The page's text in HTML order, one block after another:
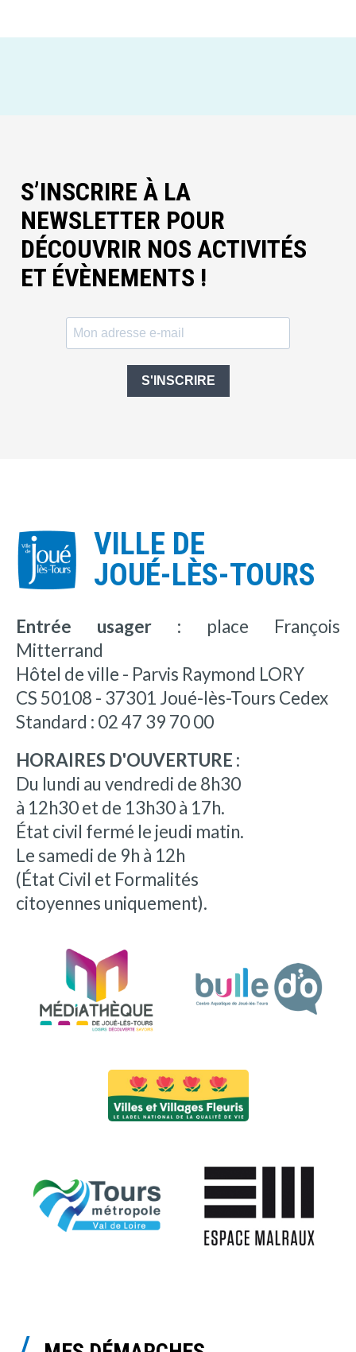
S’INSCRIRE À LA
NEWSLETTER POUR
DÉCOUVRIR NOS ACTIVITÉS
ET ÉVÈNEMENTS !
S'INSCRIRE
VILLE DE
JOUÉ-LÈS-TOURS
Entrée usager : place François
Mitterrand
Hôtel de ville - Parvis Raymond LORY
CS 50108 - 37301 Joué-lès-Tours Cedex
Standard : 02 47 39 70 00
HORAIRES D'OUVERTURE :
Du lundi au vendredi de 8h30
à 12h30 et de 13h30 à 17h.
État civil fermé le jeudi matin.
Le samedi de 9h à 12h
(État Civil et Formalités
citoyennes uniquement).